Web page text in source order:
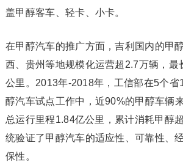
盖甲醇客车、轻卡、小卡。
在甲醇汽车的推广方面，吉利国内的甲
西、贵州等地规模化运营超2.7万辆，最
公里。2013年-2018年，工信部在5个省
醇汽车试点工作中，近90%的甲醇车辆
总运行里程1.84亿公里，累计消耗甲醇
统验证了甲醇汽车的适应性、可靠性、
保性。